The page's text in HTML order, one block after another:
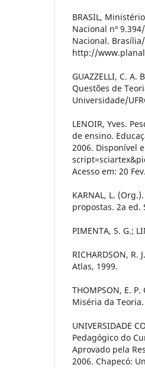
BRASIL,
Nacional nº
Nacional.
http://
GUAZZELLI, C. A.
Questões de
Universidade/
LENOIR, Yves.
de ensino.
2006. Disponível
Acesso em: 20
KARNAL, L.
propostas. 2a ed.
PIMENTA, S. G.;
RICHARDSON,
Atlas, 1999.
THOMPSON, E.
Miséria da
UNIVERSIDADE
Pedagógico do
Aprovado pela
2006. Chapecó: